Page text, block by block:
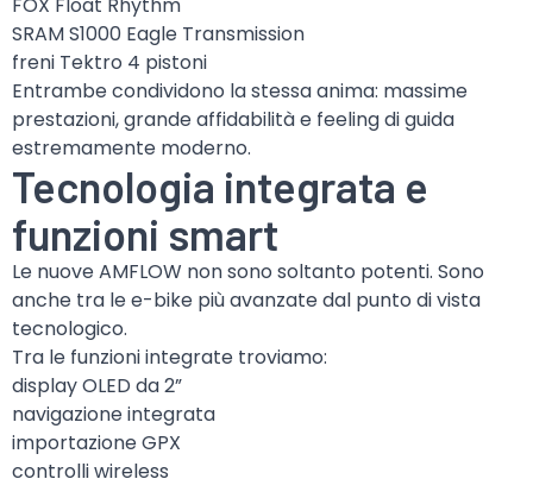
SRAM S1000 Eagle Transmission
freni Tektro 4 pistoni
Entrambe condividono la stessa anima: massime
prestazioni, grande affidabilità e feeling di guida
estremamente moderno.
Tecnologia integrata e
funzioni smart
Le nuove AMFLOW non sono soltanto potenti. Sono
anche tra le e-bike più avanzate dal punto di vista
tecnologico.
Tra le funzioni integrate troviamo:
display OLED da 2”
navigazione integrata
importazione GPX
controlli wireless